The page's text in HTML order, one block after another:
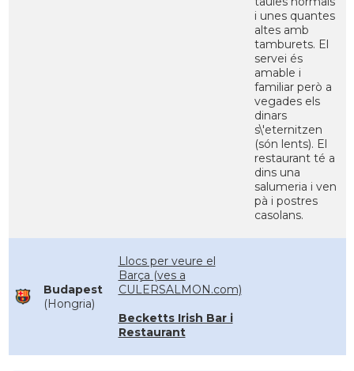
i unes quantes
altes amb
tamburets. El
servei és
amable i
familiar però a
vegades els
dinars
s\'eternitzen
(són lents). El
restaurant té a
dins una
salumeria i ven
pà i postres
casolans.
Budapest
(Hongria)
Llocs per veure el
Barça (ves a
CULERSALMON.com)
Becketts Irish Bar i
Restaurant